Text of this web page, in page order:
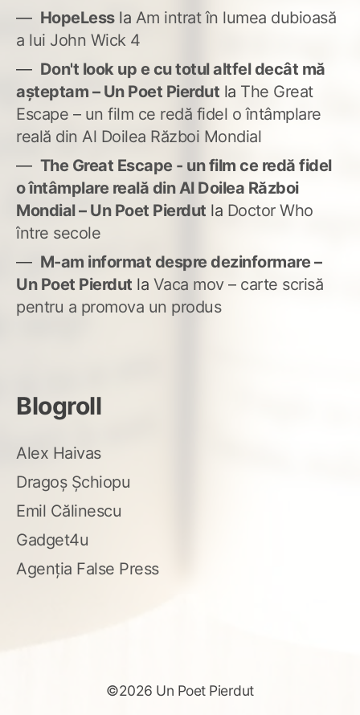
HopeLessla Am intrat în lumea dubioasă
a lui John Wick 4
Don't look up e cu totul altfel decât mă
așteptam – Un Poet Pierdut la The Great
Escape – un film ce redă fidel o întâmplare
reală din Al Doilea Război Mondial
The Great Escape - un film ce redă fidel
o întâmplare reală din Al Doilea Război
Mondial – Un Poet Pierdut la Doctor Who
între secole
M-am informat despre dezinformare –
Un Poet Pierdut la Vaca mov – carte scrisă
pentru a promova un produs
Blogroll
Alex Haivas
Dragoș Șchiopu
Emil Călinescu
Gadget4u
Agenția False Press
©2026 Un Poet Pierdut